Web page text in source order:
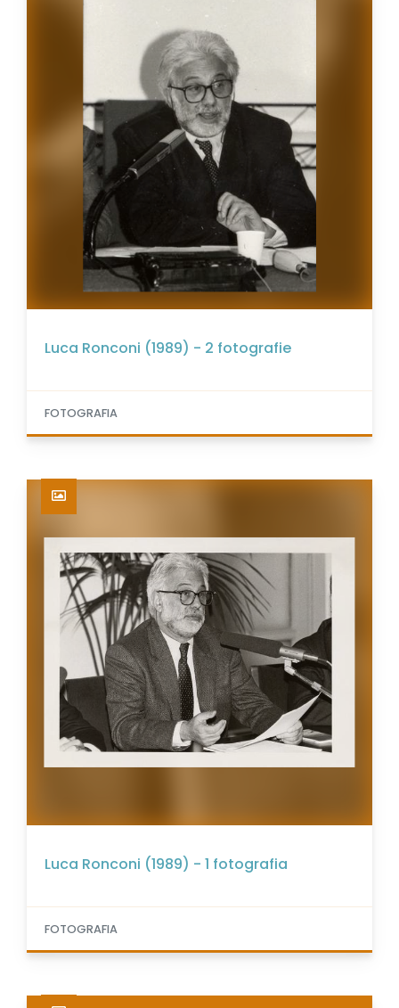
Luca Ronconi (1989) - 2 fotografie
FOTOGRAFIA
Luca Ronconi (1989) - 1 fotografia
FOTOGRAFIA